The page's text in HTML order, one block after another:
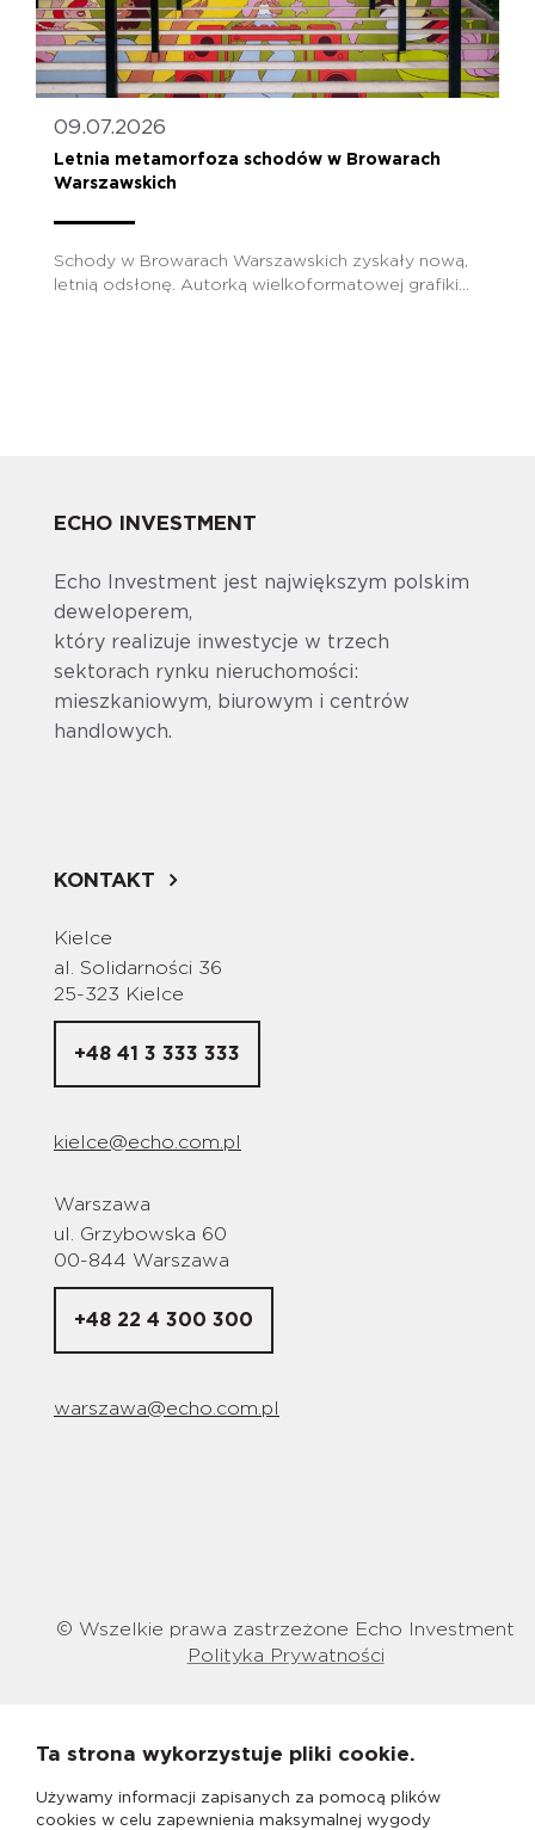
09.07.2026
Letnia metamorfoza schodów w Browarach
Warszawskich
Schody w Browarach Warszawskich zyskały nową,
letnią odsłonę. Autorką wielkoformatowej grafiki...
ECHO INVESTMENT
Echo Investment jest największym polskim
deweloperem,
który realizuje inwestycje w trzech
sektorach rynku nieruchomości:
mieszkaniowym, biurowym i centrów
handlowych.
KONTAKT
Kielce
al. Solidarności 36
25-323 Kielce
+48 41 3 333 333
kielce@echo.com.pl
Warszawa
ul. Grzybowska 60
00-844 Warszawa
+48 22 4 300 300
warszawa@echo.com.pl
© Wszelkie prawa zastrzeżone Echo Investment
Polityka Prywatności
Ta strona wykorzystuje pliki cookie.
Używamy informacji zapisanych za pomocą plików
cookies w celu zapewnienia maksymalnej wygody